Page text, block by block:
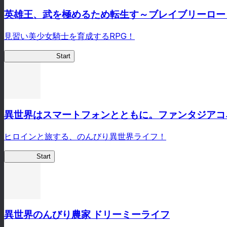
英雄王、武を極めるため転生す～ブレイブリーロー
見習い美少女騎士を育成するRPG！
Start
異世界はスマートフォンとともに。ファンタジアコ
ヒロインと旅する、のんびり異世界ライフ！
Start
異世界のんびり農家 ドリーミーライフ